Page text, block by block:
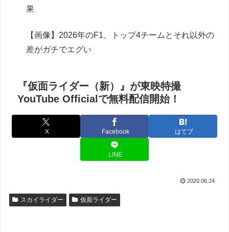
果
【画像】2026年のF1、トップ4チームとそれ以外の
差がガチでエグい
『仮面ライダー（新）』が東映特撮
YouTube Officialで無料配信開始！
X Facebook はてブ
LINE
2020.06.24
スカイライダー 仮面ライダー